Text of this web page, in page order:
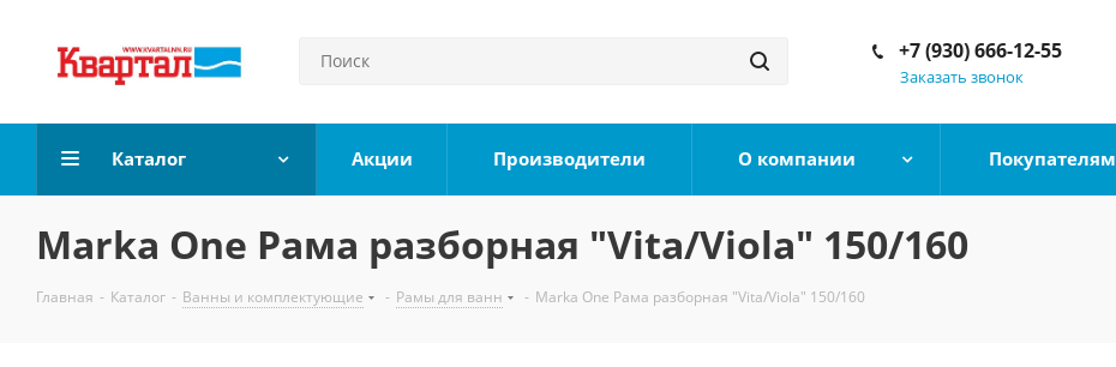
+7 (930) 666-12-55
Заказать звонок
Каталог Акции Производители О компании Покупателям
Marka One Рама разборная "Vita/Viola" 150/160
Главная - Каталог - Ванны и комплектующие - Рамы для ванн - Marka One Рама разборная "Vita/Viola" 150/160